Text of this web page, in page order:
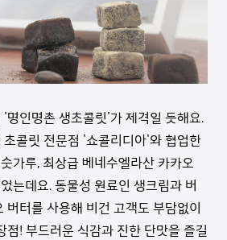
명인명촌 생초콜릿'가 제격일 듯해요.
콜릿 전문점 '쇼콜리디아'와 협업한
가루, 최상급 베네수엘라산 카카오
는데요. 동물성 원료인 생크림과 버
버터를 사용해 비건 고객도 부담없이
점! 부드러운 식감과 진한 단맛을 즐길